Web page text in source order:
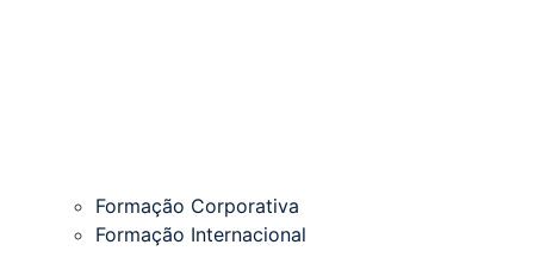
Formação Corporativa
Formação Internacional